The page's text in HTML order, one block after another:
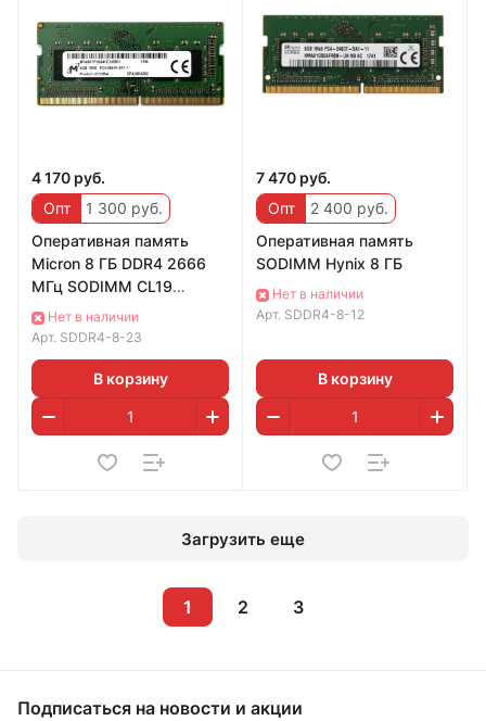
4 170 руб.
Опт
1 300 руб.
Оперативная память
Micron 8 ГБ DDR4 2666
МГц SODIMM CL19
MTA8ATF1G64HZ-2G6H1
Нет в наличии
Арт. SDDR4-8-23
В корзину
7 470 руб.
Опт
2 400 руб.
Оперативная память
SODIMM Hynix 8 ГБ
Нет в наличии
Арт. SDDR4-8-12
В корзину
Загрузить еще
1 2 3
Подписаться на новости и акции